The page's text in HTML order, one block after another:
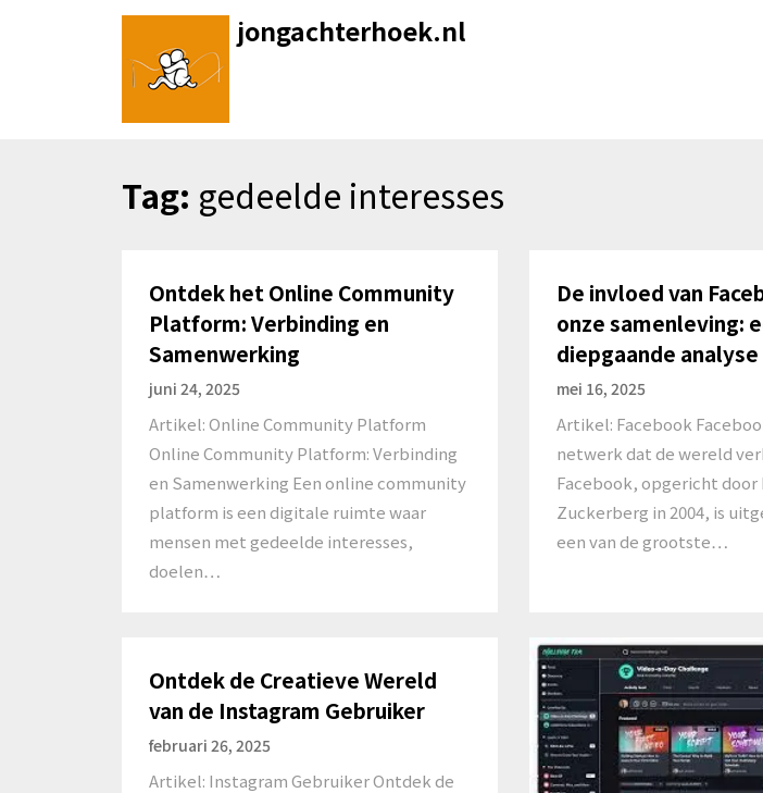
jongachterhoek.nl
Tag: gedeelde interesses
Ontdek het Online Community
Platform: Verbinding en
Samenwerking
juni 24, 2025
Artikel: Online Community Platform
Online Community Platform: Verbinding
en Samenwerking Een online community
platform is een digitale ruimte waar
mensen met gedeelde interesses,
doelen…
De invloed van
onze samenleving:
diepgaande analyse
mei 16, 2025
Artikel: Facebook
netwerk dat de wereld
Facebook, opgericht door
Zuckerberg in 2004, is
een van de grootste…
Ontdek de Creatieve Wereld
van de Instagram Gebruiker
februari 26, 2025
Artikel: Instagram Gebruiker Ontdek de